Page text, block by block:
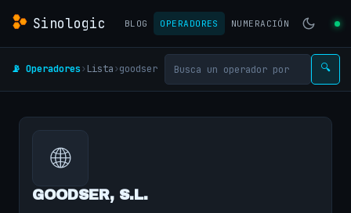
Sinologic BLOG OPERADORES NUMERACIÓN
📡 Operadores› Lista›goodser 🔍
🌐
GOODSER, S.L.